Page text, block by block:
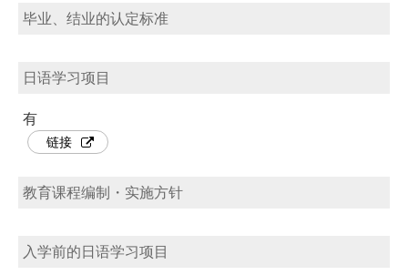
毕业、结业的认定标准
日语学习项目
有
链接
教育课程编制・实施方针
入学前的日语学习项目